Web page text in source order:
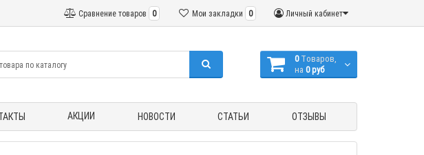
Личный кабинет
Мои закладки 0
Сравнение товаров 0
0 Tоваров,
на 0 руб
АКЦИИ НОВОСТИ СТАТЬИ ОТЗЫВЫ